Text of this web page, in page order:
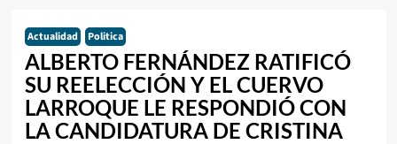
Actualidad Politica
ALBERTO FERNÁNDEZ RATIFICÓ
SU REELECCIÓN Y EL CUERVO
LARROQUE LE RESPONDIÓ CON
LA CANDIDATURA DE CRISTINA